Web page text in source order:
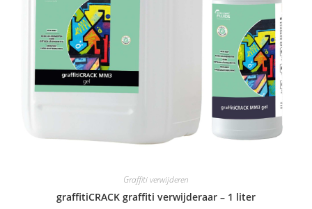
Graffiti verwijderen
graffitiCRACK graffiti verwijderaar – 1 liter